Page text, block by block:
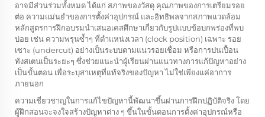
อาจมีส่วนร่วมทั้งหมด ได้แก่ สภาพของวัสดุ คุณภาพของการเตรียมรอย
ต่อ ความแม่นยำของการตั้งค่าอุปกรณ์ และอิทธิพลจากสภาพแวดล้อม
หลักสูตรการฝึกอบรมนำเสนอเคสศึกษาเกี่ยวกับรูปแบบข้อบกพร่องที่พบ
บ่อย เช่น ความพรุนซ้ำๆ ที่ตำแหน่งเวลา (clock position) เฉพาะ รอย
เซาะ (undercut) อย่างเป็นระบบตามแนวรอยเชื่อม หรือการปนเปื้อน
ทังสเตนเป็นระยะๆ ซึ่งช่วยแนะนำผู้เรียนผ่านแนวทางการแก้ปัญหาอย่าง
เป็นขั้นตอน เพื่อระบุสาเหตุที่แท้จริงของปัญหา ไม่ใช่เพียงแค่อาการ
ภายนอก
ความเชี่ยวชาญในการแก้ไขปัญหานี้พัฒนาขึ้นผ่านการฝึกปฏิบัติจริง โดย
ผู้ฝึกสอนจะจงใจสร้างปัญหาต่าง ๆ ขึ้นในขั้นตอนการตั้งค่าอุปกรณ์หรือ